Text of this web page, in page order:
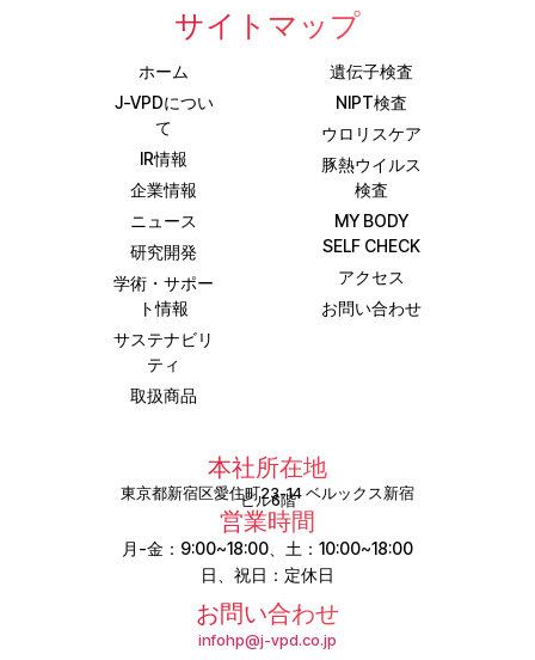
サイトマップ
ホーム
J-VPDについ
て
IR情報
企業情報
ニュース
研究開発
学術・サポー
ト情報
サステナビリ
ティ
取扱商品
遺伝子検査
NIPT検査
ウロリスケア
豚熱ウイルス
検査
MY BODY
SELF CHECK
アクセス
お問い合わせ
本社所在地
東京都新宿区愛住町23-14 ベルックス新宿
ビル6階
営業時間
月-金：9:00~18:00、土：10:00~18:00
日、祝日：定休日
お問い合わせ
infohp@j-vpd.co.jp